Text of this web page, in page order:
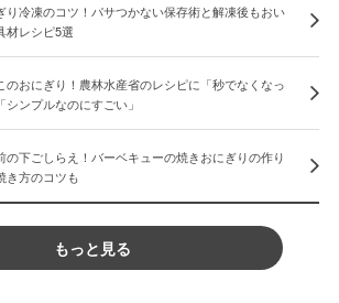
り冷凍のコツ！パサつかない保存術と解凍後もおい
材レシピ5選
のおにぎり！農林水産省のレシピに「秒でなくなっ
シンプルなのにすごい」
の下ごしらえ！バーベキューの焼きおにぎりの作り
き方のコツも
もっと見る